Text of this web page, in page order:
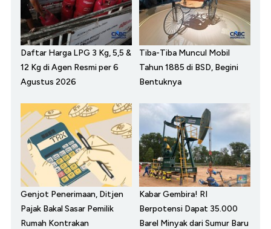
Daftar Harga LPG 3 Kg, 5,5 &
12 Kg di Agen Resmi per 6
Agustus 2026
Tiba-Tiba Muncul Mobil
Tahun 1885 di BSD, Begini
Bentuknya
Genjot Penerimaan, Ditjen
Pajak Bakal Sasar Pemilik
Rumah Kontrakan
Kabar Gembira! RI
Berpotensi Dapat 35.000
Barel Minyak dari Sumur Baru